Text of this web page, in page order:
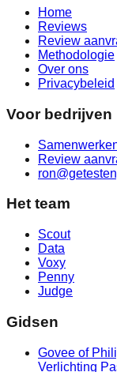
Home
Reviews
Review
Methodologie
Over ons
Privacybeleid
Voor bedrijven
Review
Het team
Scout
Data
Voxy
Penny
Judge
Gidsen
Govee of
Verlichting